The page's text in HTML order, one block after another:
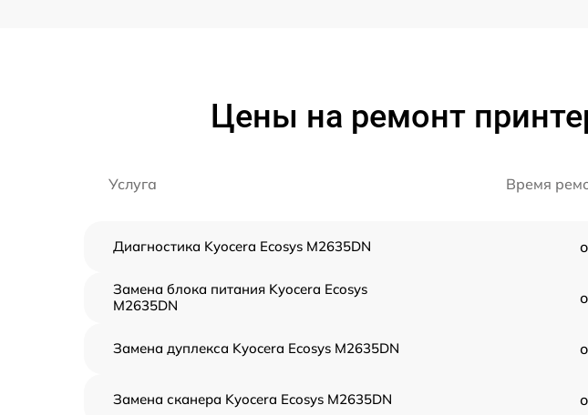
Цены на ремонт
Услуга Время
Диагностика Kyocera Ecosys M2635DN
Замена блока питания Kyocera Ecosys
M2635DN
Замена дуплекса Kyocera Ecosys M2635DN
Замена сканера Kyocera Ecosys M2635DN